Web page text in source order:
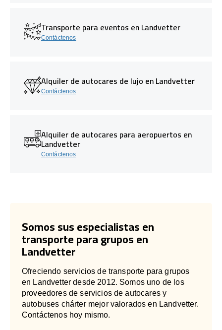
Transporte para eventos en Landvetter
Contáctenos
Alquiler de autocares de lujo en Landvetter
Contáctenos
Alquiler de autocares para aeropuertos en
Landvetter
Contáctenos
Somos sus especialistas en
transporte para grupos en
Landvetter
Ofreciendo servicios de transporte para grupos
en Landvetter desde 2012. Somos uno de los
proveedores de servicios de autocares y
autobuses chárter mejor valorados en Landvetter.
Contáctenos hoy mismo.